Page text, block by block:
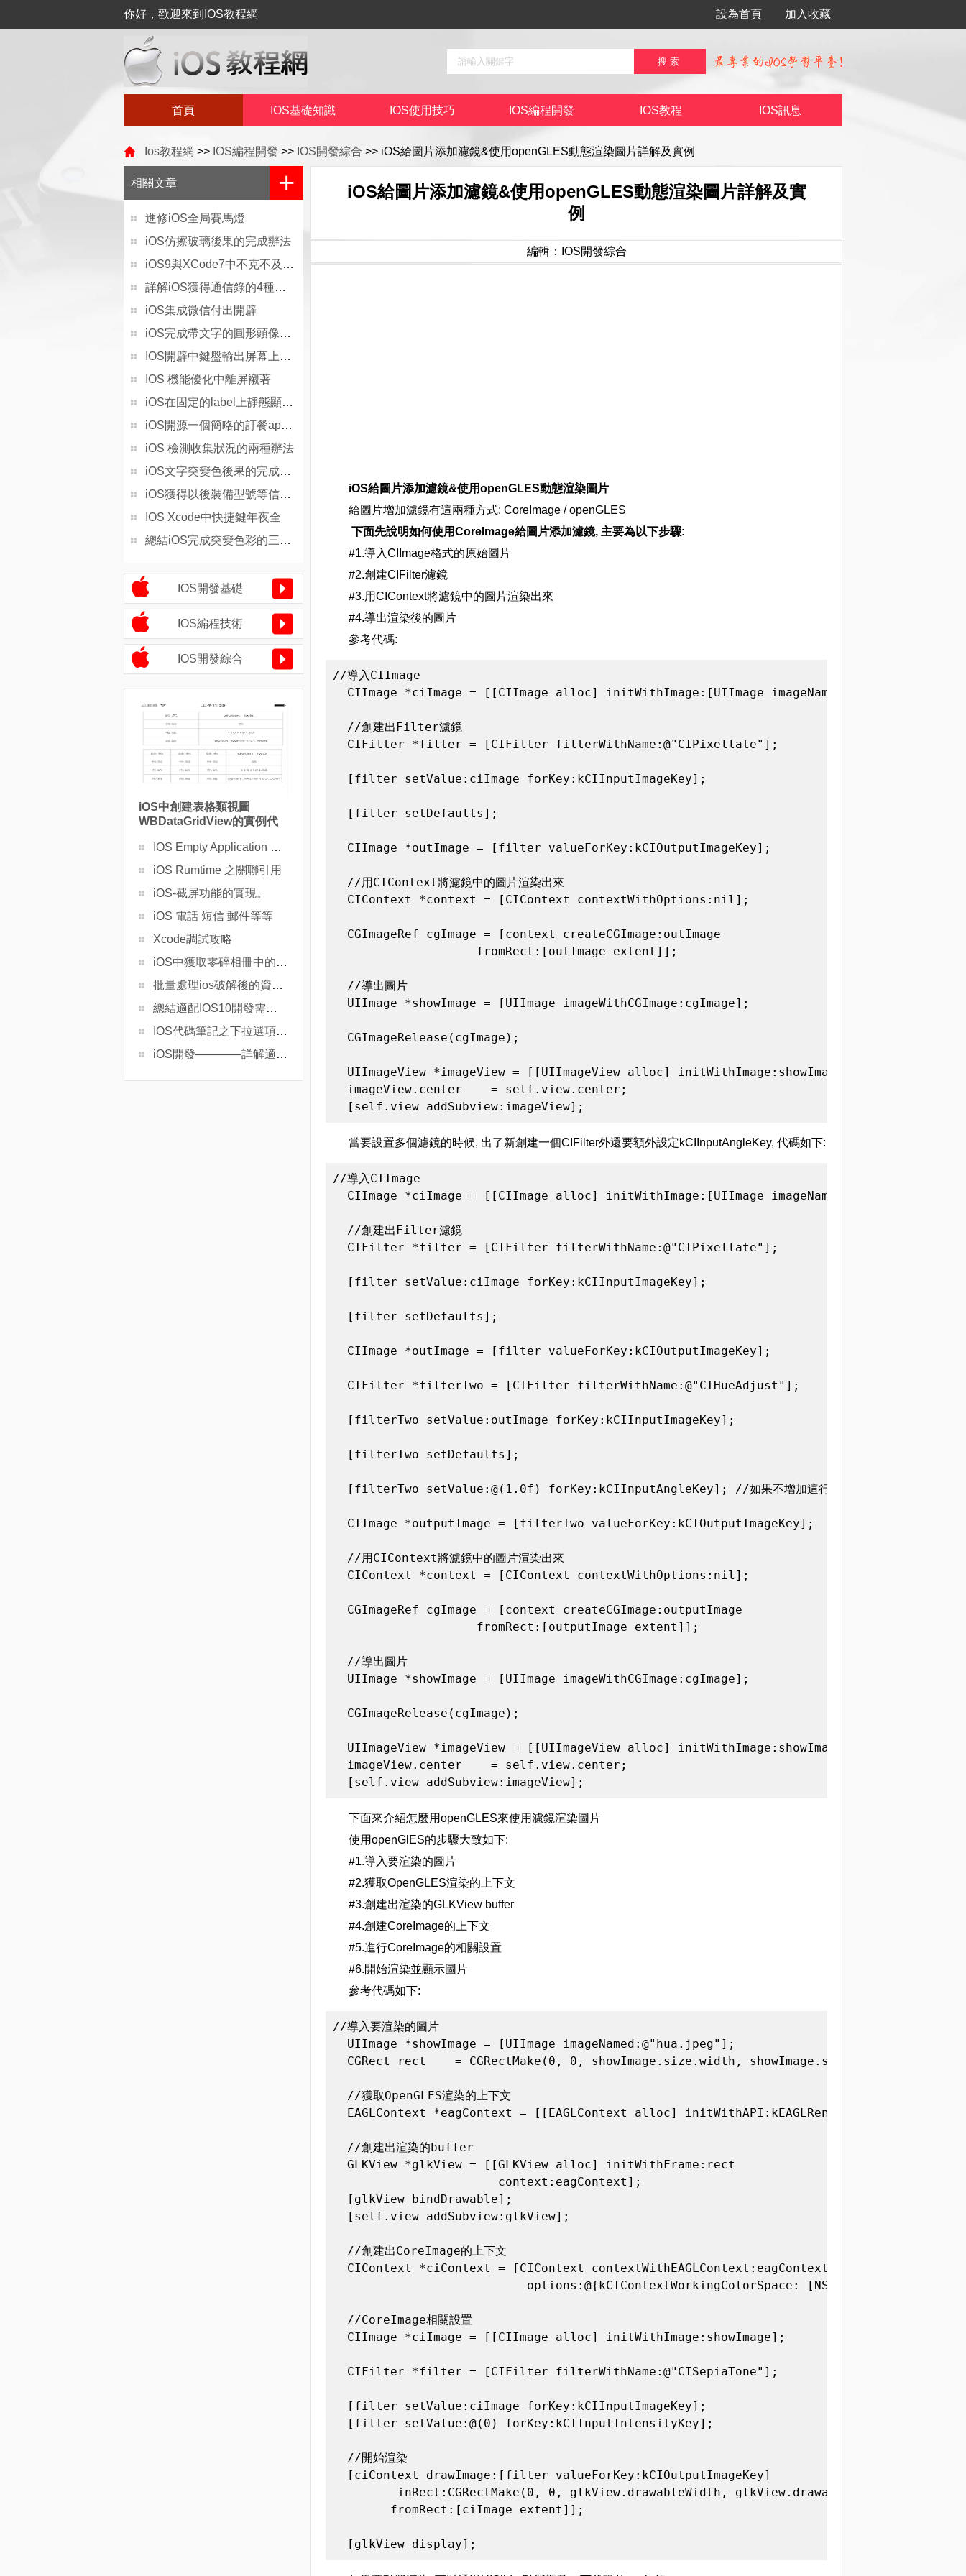
你好，歡迎來到IOS教程網 設為首頁 加入收藏
首頁 IOS基礎知識 IOS使用技巧 IOS編程開發 IOS教程 IOS訊息
Ios教程網 >> IOS編程開發 >> IOS開發綜合 >> iOS給圖片添加濾鏡&使用openGLES動態渲染圖片詳解及實例
iOS給圖片添加濾鏡&使用openGLES動態渲染圖片詳解及實
例
編輯：IOS開發綜合
iOS給圖片添加濾鏡&使用openGLES動態渲染圖片
給圖片增加濾鏡有這兩種方式: CoreImage / openGLES
下面先說明如何使用CoreImage給圖片添加濾鏡, 主要為以下步驟:
#1.導入CIImage格式的原始圖片
#2.創建CIFilter濾鏡
#3.用CIContext將濾鏡中的圖片渲染出來
#4.導出渲染後的圖片
參考代碼:
//導入CIImage
  CIImage *ciImage = [[CIImage alloc] initWithImage:[UIImage imageNamed:@"hua"]];
  //創建出Filter濾鏡
  CIFilter *filter = [CIFilter filterWithName:@"CIPixellate"];
  [filter setValue:ciImage forKey:kCIInputImageKey];
  [filter setDefaults];
  CIImage *outImage = [filter valueForKey:kCIOutputImageKey];
  //用CIContext將濾鏡中的圖片渲染出來
  CIContext *context = [CIContext contextWithOptions:nil];
  CGImageRef cgImage = [context createCGImage:outImage
                    fromRect:[outImage extent]];
  //導出圖片
  UIImage *showImage = [UIImage imageWithCGImage:cgImage];
  CGImageRelease(cgImage);
  UIImageView *imageView = [[UIImageView alloc] initWithImage:showImage];
  imageView.center    = self.view.center;
  [self.view addSubview:imageView];
當要設置多個濾鏡的時候, 出了新創建一個CIFilter外還要額外設定kCIInputAngleKey, 代碼如下:
//導入CIImage
  CIImage *ciImage = [[CIImage alloc] initWithImage:[UIImage imageNamed:@"hua.jpeg"]];
  //創建出Filter濾鏡
  CIFilter *filter = [CIFilter filterWithName:@"CIPixellate"];
  [filter setValue:ciImage forKey:kCIInputImageKey];
  [filter setDefaults];
  CIImage *outImage = [filter valueForKey:kCIOutputImageKey];
  CIFilter *filterTwo = [CIFilter filterWithName:@"CIHueAdjust"];
  [filterTwo setValue:outImage forKey:kCIInputImageKey];
  [filterTwo setDefaults];
  [filterTwo setValue:@(1.0f) forKey:kCIInputAngleKey]; //如果不增加這行新增的濾鏡不會生效
  CIImage *outputImage = [filterTwo valueForKey:kCIOutputImageKey];
  //用CIContext將濾鏡中的圖片渲染出來
  CIContext *context = [CIContext contextWithOptions:nil];
  CGImageRef cgImage = [context createCGImage:outputImage
                    fromRect:[outputImage extent]];
  //導出圖片
  UIImage *showImage = [UIImage imageWithCGImage:cgImage];
  CGImageRelease(cgImage);
  UIImageView *imageView = [[UIImageView alloc] initWithImage:showImage];
  imageView.center    = self.view.center;
  [self.view addSubview:imageView];
下面來介紹怎麼用openGLES來使用濾鏡渲染圖片
使用openGlES的步驟大致如下:
#1.導入要渲染的圖片
#2.獲取OpenGLES渲染的上下文
#3.創建出渲染的GLKView buffer
#4.創建CoreImage的上下文
#5.進行CoreImage的相關設置
#6.開始渲染並顯示圖片
參考代碼如下:
//導入要渲染的圖片
  UIImage *showImage = [UIImage imageNamed:@"hua.jpeg"];
  CGRect rect    = CGRectMake(0, 0, showImage.size.width, showImage.size.height);
  //獲取OpenGLES渲染的上下文
EAGLContext *eagContext = [[EAGLContext alloc]
  //創建出渲染的buffer
  GLKView *glkView = [[GLKView alloc] initWithFrame:rect
                       context:eagContext];
  [glkView bindDrawable];
  [self.view addSubview:glkView];
  //創建出CoreImage的上下文
  CIContext *ciContext = [CIContext contextWithEAGLContext:eagContext
                           options:@{kCIContextWorkingColorSpace: [NSNull null]}];
  //CoreImage相關設置
  CIImage *ciImage = [[CIImage alloc] initWithImage:showImage];
  CIFilter *filter = [CIFilter filterWithName:@"CISepiaTone"];
  [filter setValue:ciImage forKey:kCIInputImageKey];
  [filter setValue:@(0) forKey:kCIInputIntensityKey];
  //開始渲染
  [ciContext drawImage:[filter valueForKey:kCIOutputImageKey]
         inRect:CGRectMake(0, 0, glkView.drawableWidth, glkView.drawableHeight)
        fromRect:[ciImage extent]];
  [glkView display];
相關文章 +
進修iOS全局賽馬燈
iOS仿擦玻璃後果的完成辦法
iOS9與XCode7中不克不及應用http銜接的疾速處理方法
詳解iOS獲得通信錄的4種方法
iOS集成微信付出開辟
iOS完成帶文字的圓形頭像後果
IOS開辟中鍵盤輸出屏幕上移的處理辦法
IOS 機能優化中離屏襯著
iOS在固定的label上靜態顯示一切文字
iOS開源一個簡略的訂餐app UI框架
iOS 檢測收集狀況的兩種辦法
iOS文字突變色後果的完成辦法
iOS獲得以後裝備型號等信息(全)包括iPhone7和iPhone7P
IOS Xcode中快捷鍵年夜全
總結iOS完成突變色彩的三種辦法
IOS開發基礎
IOS編程技術
IOS開發綜合
iOS中創建表格類視圖
WBDataGridView的實例代
IOS Empty Application ，純代碼創建的視圖應用程序
iOS Rumtime 之關聯引用
iOS-截屏功能的實現。
iOS 電話 短信 郵件等等
Xcode調試攻略
iOS中獲取零碎相冊中的圖片實例
批量處理ios破解後的資源文件為android所用
總結適配IOS10開發需求留意的問題
IOS代碼筆記之下拉選項cell
iOS開發————詳解適配iOS10問題